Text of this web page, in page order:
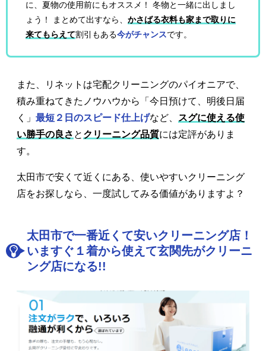
に、夏物の使用前にもオススメ！ 冬物と一緒に出しまし
ょう！ まとめて出すなら、かさばる衣料も家まで取りに
来てもらえて割引もある今がチャンスです。
また、リネットは宅配クリーニングのパイオニアで、
積み重ねてきたノウハウから「今日預けて、明後日届
く」 最短２日のスピード仕上げなど、
スグに使える使
い勝手の良さ と クリーニング品質には定評がありま
す。
太田市で安くて近くにある、使いやすいクリーニング
店をお探しなら、一度試してみる価値がありますよ？
太田市で一番近くて安いクリーニング店！
いますぐ１着から使えて玄関先がクリーニ
ング店になる!!